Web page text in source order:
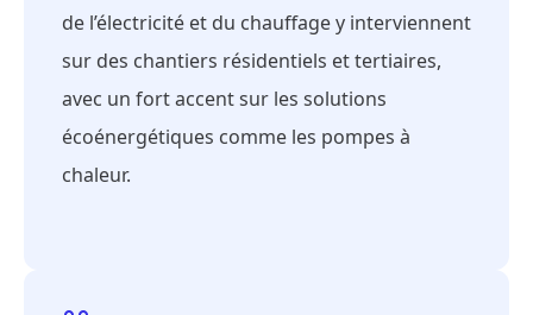
de l’électricité et du chauffage y interviennent
sur des chantiers résidentiels et tertiaires,
avec un fort accent sur les solutions
écoénergétiques comme les pompes à
chaleur.